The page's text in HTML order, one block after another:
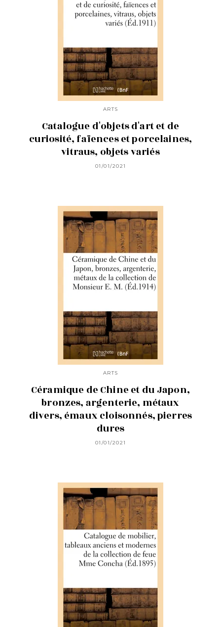
ARTS
Catalogue d'objets d'art et de
curiosité, faïences et porcelaines,
vitraus, objets variés
01/01/2021
ARTS
Céramique de Chine et du Japon,
bronzes, argenterie, métaux
divers, émaux cloisonnés, pierres
dures
01/01/2021